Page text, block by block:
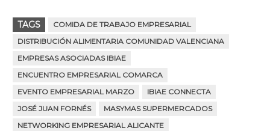
TAGS
COMIDA DE TRABAJO EMPRESARIAL
DISTRIBUCIÓN ALIMENTARIA COMUNIDAD VALENCIANA
EMPRESAS ASOCIADAS IBIAE
ENCUENTRO EMPRESARIAL COMARCA
EVENTO EMPRESARIAL MARZO
IBIAE CONNECTA
JOSÉ JUAN FORNÉS
MASYMAS SUPERMERCADOS
NETWORKING EMPRESARIAL ALICANTE